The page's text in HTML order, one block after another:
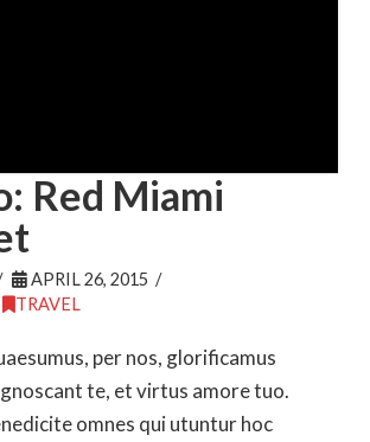
Red Miami
APRIL 26, 2015
TRAVEL
per nos, glorificamus
te, et virtus amore tuo.
omnes qui utuntur hoc